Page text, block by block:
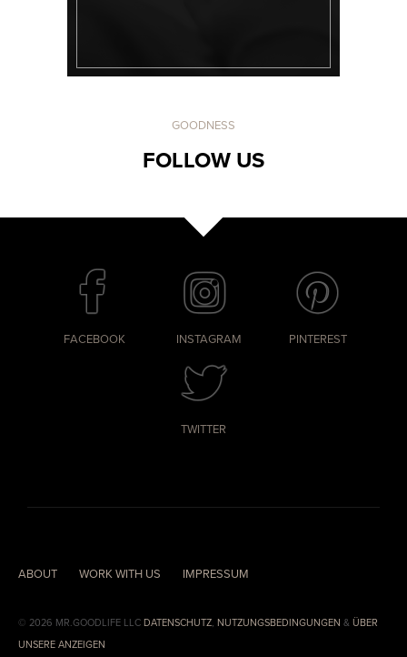
GOODNESS
FOLLOW US
FACEBOOK INSTAGRAM PINTEREST
TWITTER
ABOUT WORK WITH US IMPRESSUM
© 2026 MR.GOODLIFE LLC DATENSCHUTZ, NUTZUNGSBEDINGUNGEN & ÜBER
UNSERE ANZEIGEN